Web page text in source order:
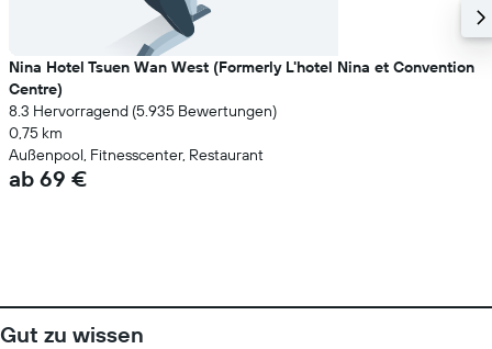
Nina Hotel Tsuen Wan West (Formerly L'hotel Nina et Convention
Centre)
8.3 Hervorragend (5.935 Bewertungen)
0,75 km
Außenpool, Fitnesscenter, Restaurant
ab 69 €
Gut zu wissen